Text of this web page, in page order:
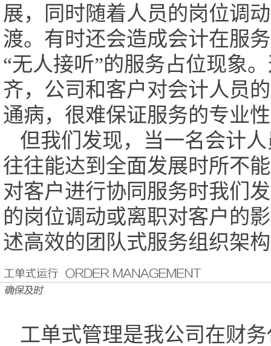
展，同时随着人员的岗位调
渡。有时还会造成会计在服
“无人接听”的服务占位现象
齐，公司和客户对会计人员
通病，很难保证服务的专业
但我们发现，当一名会计
往往能达到全面发展时所不
对客户进行协同服务时我们
的岗位调动或离职对客户的
述高效的团队式服务组织架
工单式管理是我公司在财